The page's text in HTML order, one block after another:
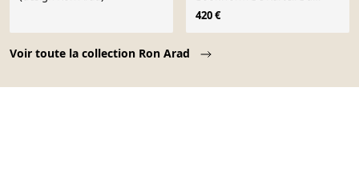
Voir toute la collection Ron Arad
Designer Ron Arad
420 €